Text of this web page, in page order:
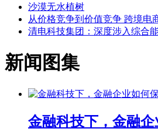
沙漠无水植树
从价格竞争到价值竞争 跨境电
清电科技集团：深度涉入综合
新闻图集
金融科技下，金融